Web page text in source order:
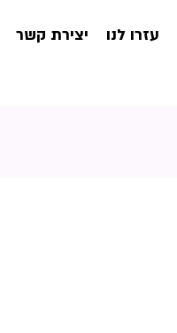
עזרו לנו יצירת קשר